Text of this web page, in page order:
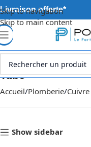
Skip to navigation
Skip to main content
Livraison offerte*
Tube
Accueil Plomberie
Show sidebar